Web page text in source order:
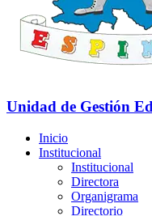
Unidad de Gestión
Inicio
Institucional
Institucional
Directora
Organigrama
Directorio